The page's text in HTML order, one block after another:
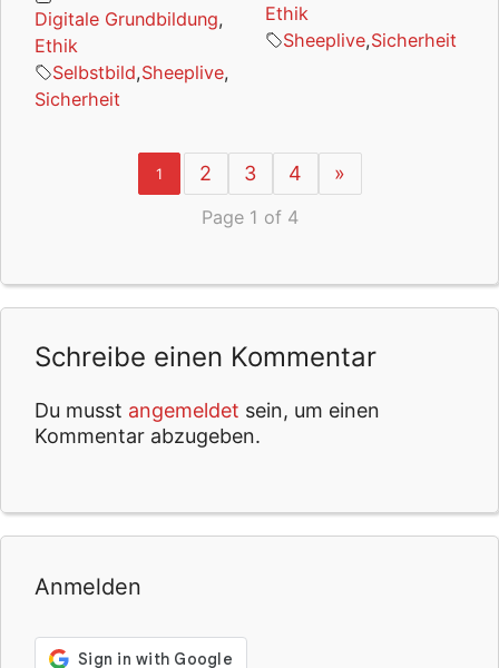
Digitale Grundbildung,
Ethik
Selbstbild,Sheeplive,
Sicherheit
Ethik
Sheeplive,Sicherheit
1 2 3 4 »
Page 1 of 4
Schreibe einen Kommentar
Du musst angemeldet sein, um einen
Kommentar abzugeben.
Anmelden